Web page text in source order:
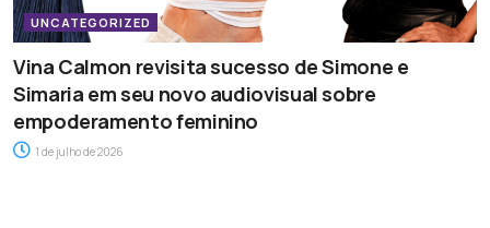
UNCATEGORIZED
Vina Calmon revisita sucesso de Simone e
Simaria em seu novo audiovisual sobre
empoderamento feminino
1 de julho de 2026